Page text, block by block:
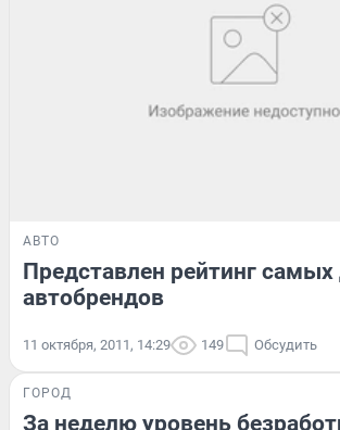
АВТО
Представлен рейтинг самых
автобрендов
11 октября, 2011, 14:29 149 Обсудить
ГОРОД
За неделю уровень